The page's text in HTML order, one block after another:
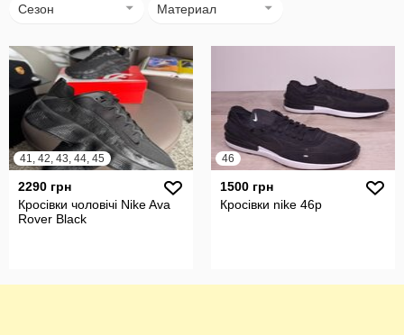
Сезон Материал
41, 42, 43, 44, 45
2290 грн
Кросівки чоловічі Nike Ava
Rover Black
46
1500 грн
Кросівки nike 46р